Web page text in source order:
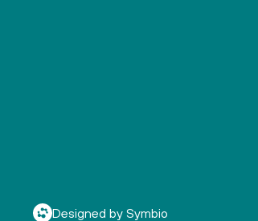
Designed by Symbio